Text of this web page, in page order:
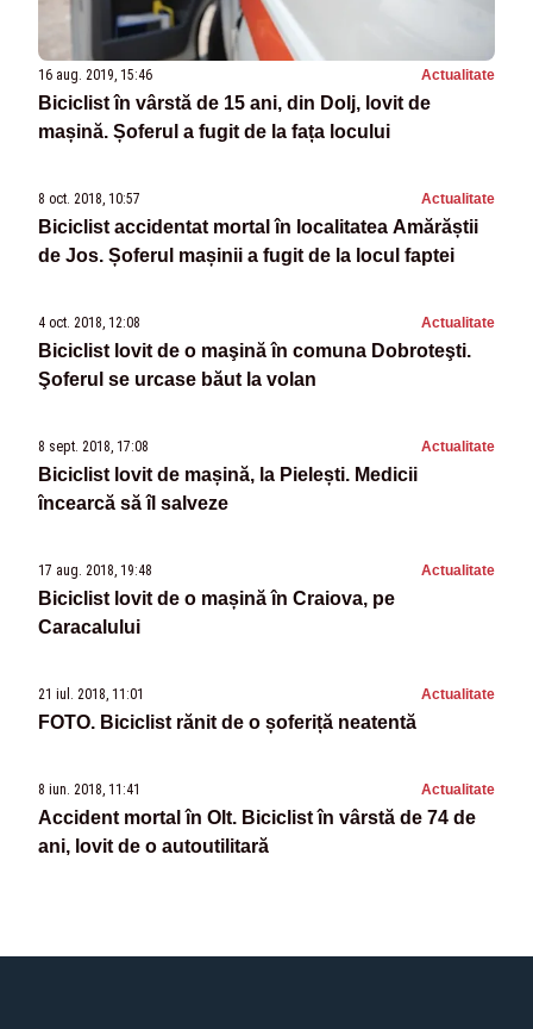
16 aug. 2019, 15:46 Actualitate
Biciclist în vârstă de 15 ani, din Dolj, lovit de
mașină. Șoferul a fugit de la fața locului
8 oct. 2018, 10:57 Actualitate
Biciclist accidentat mortal în localitatea Amărăștii
de Jos. Șoferul mașinii a fugit de la locul faptei
4 oct. 2018, 12:08 Actualitate
Biciclist lovit de o maşină în comuna Dobroteşti.
Şoferul se urcase băut la volan
8 sept. 2018, 17:08 Actualitate
Biciclist lovit de mașină, la Pielești. Medicii
încearcă să îl salveze
17 aug. 2018, 19:48 Actualitate
Biciclist lovit de o mașină în Craiova, pe
Caracalului
21 iul. 2018, 11:01 Actualitate
FOTO. Biciclist rănit de o șoferiță neatentă
8 iun. 2018, 11:41 Actualitate
Accident mortal în Olt. Biciclist în vârstă de 74 de
ani, lovit de o autoutilitară